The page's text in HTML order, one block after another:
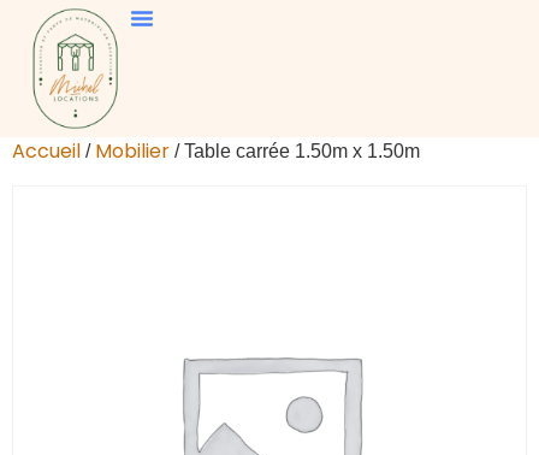
Accueil / Mobilier / Table carrée 1.50m x 1.50m